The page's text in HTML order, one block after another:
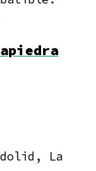
La